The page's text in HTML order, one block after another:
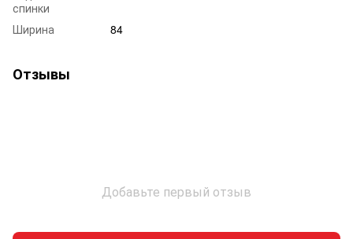
спинки
Ширина 84
Отзывы
Добавьте первый отзыв